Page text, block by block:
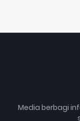
Media berbagi